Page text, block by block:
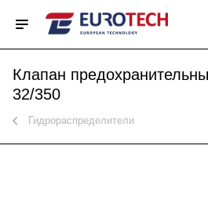
Клапан
32/350
Гидрораспределители